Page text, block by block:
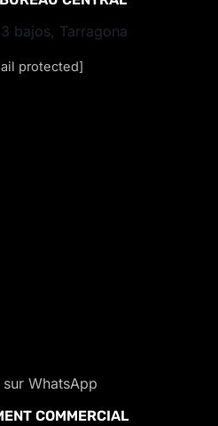
bajos, Tarragona
protected]
WhatsApp
COMMERCIAL